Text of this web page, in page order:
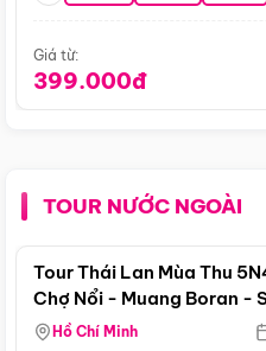
Giá từ:
399.000đ
TOUR NƯỚC NGOÀI
Tour Thái Lan Mùa Thu
Chợ Nổi - Muang Boran -
Airlines)
Hồ Chí Minh